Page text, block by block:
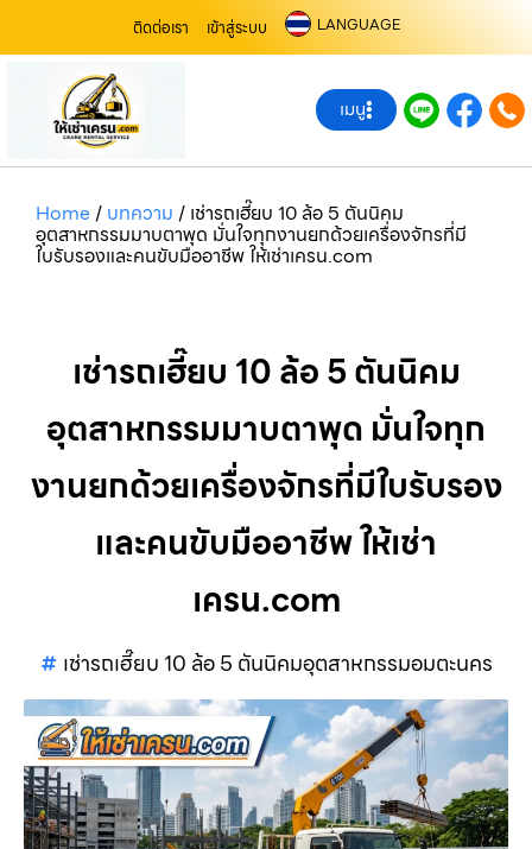
ติดต่อเรา เข้าสู่ระบบ LANGUAGE
เมนู
Home/ บทความ / เช่ารถเฮี๊ยบ 10 ล้อ 5 ตันนิคม
อุตสาหกรรมมาบตาพุด มั่นใจทุกงานยกด้วยเครื่องจักรที่มี
ใบรับรองและคนขับมืออาชีพ ให้เช่าเครน.com
เช่ารถเฮี๊ยบ 10 ล้อ 5 ตันนิคม
อุตสาหกรรมมาบตาพุด มั่นใจทุก
งานยกด้วยเครื่องจักรที่มีใบรับรอง
และคนขับมืออาชีพ ให้เช่า
เครน.com
เช่ารถเฮี๊ยบ 10 ล้อ 5 ตันนิคมอุตสาหกรรมอมตะนคร